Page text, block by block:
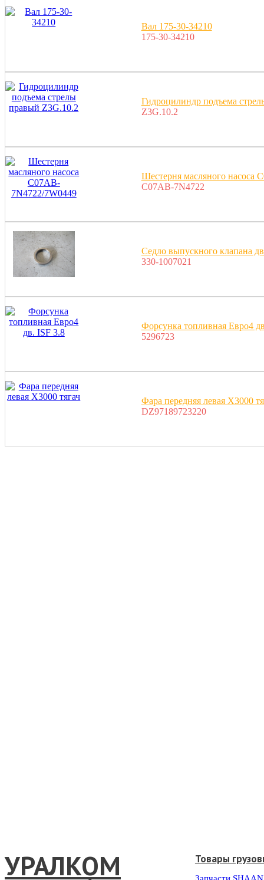
Вал 175-30-34210
175-30-34210
Гидроцилиндр подъема
Z3G.10.2
Шестерня масляного насоса
C07AB-7N4722
Седло выпускного клапана
330-1007021
Форсунка топливная Eвро4
5296723
Фара передняя левая X3000
DZ97189723220
УРАЛКОМ Товары